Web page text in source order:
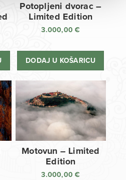
Potopljeni dvorac –
Limited Edition
3.000,00€
DODAJ U KOŠARICU
Motovun – Limited
Edition
3.000,00€